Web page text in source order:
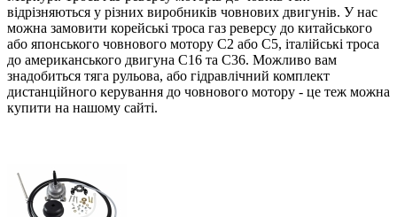
відрізняються у різних виробників човнових двигунів. У нас
можна замовити корейські троса газ реверсу до китайського
або японського човнового мотору С2 або С5, італійські троса
до американського двигуна С16 та С36. Можливо вам
знадобиться тяга рульова, або гідравлічний комплект
дистанційного керування до човнового мотору - це теж можна
купити на нашому сайті.